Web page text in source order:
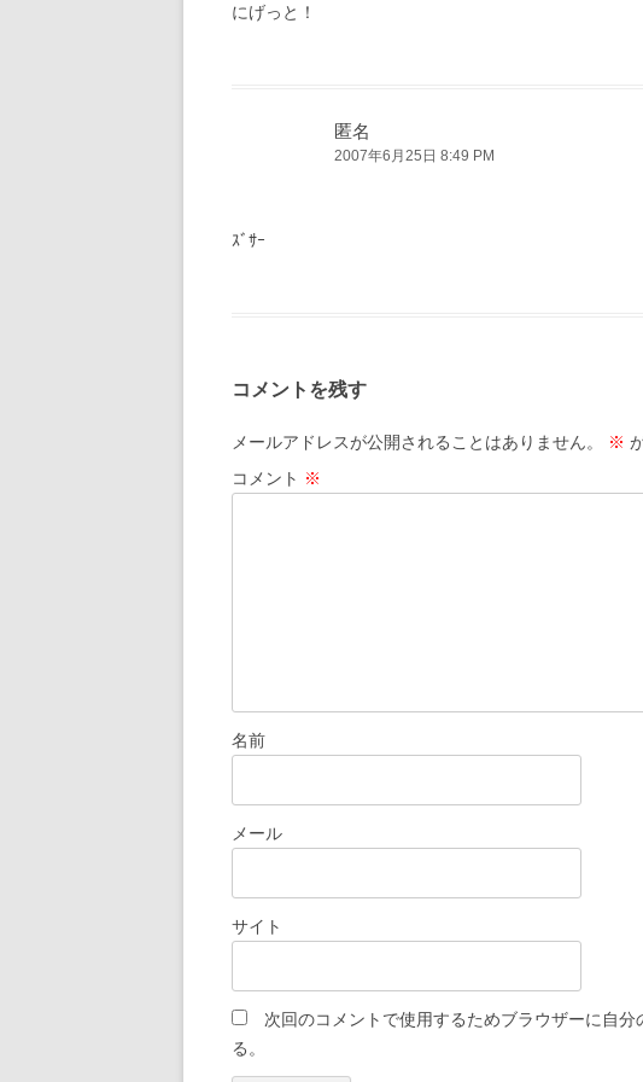
にげっと！
匿名
2007年6月25日 8:49 PM
ｽﾞｻｰ
コメントを残す
メールアドレスが公開されることはありません。 ※
コメント ※
名前
メール
サイト
次回のコメントで使用するためブラウザーに自
る。